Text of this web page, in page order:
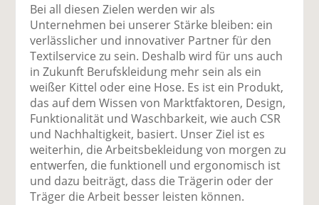
Bei all diesen Zielen werden wir als
Unternehmen bei unserer Stärke bleiben: ein
verlässlicher und innovativer Partner für den
Textilservice zu sein. Deshalb wird für uns auch
in Zukunft Berufskleidung mehr sein als ein
weißer Kittel oder eine Hose. Es ist ein Produkt,
das auf dem Wissen von Marktfaktoren, Design,
Funktionalität und Waschbarkeit, wie auch CSR
und Nachhaltigkeit, basiert. Unser Ziel ist es
weiterhin, die Arbeitsbekleidung von morgen zu
entwerfen, die funktionell und ergonomisch ist
und dazu beiträgt, dass die Trägerin oder der
Träger die Arbeit besser leisten können.